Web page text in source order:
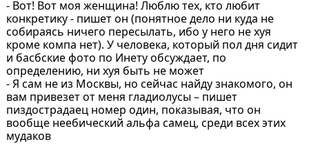
- Вот! Вот моя женщина! Люблю тех, кто любит
конкретику - пишет он (понятное дело ни куда не
собираясь ничего пересылать, ибо у него не хуя
кроме компа нет). У человека, который пол дня сидит
и басбские фото по Инету обсуждает, по
определению, ни хуя быть не может
- Я сам не из Москвы, но сейчас найду знакомого, он
вам привезет от меня гладиолусы – пишет
пиздострадаец номер один, показывая, что он
вообще неебический альфа самец, среди всех этих
мудаков